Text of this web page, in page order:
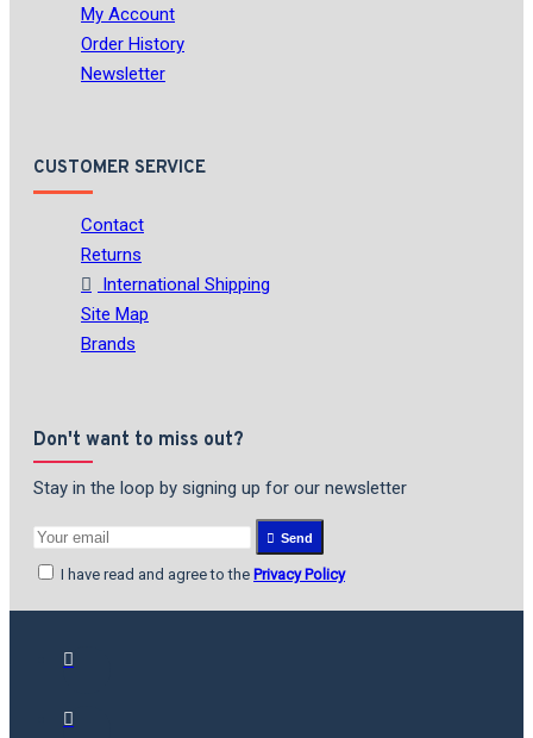
My Account
Order History
Newsletter
CUSTOMER SERVICE
Contact
Returns
International Shipping
Site Map
Brands
Don't want to miss out?
Stay in the loop by signing up for our newsletter
Send
I have read and agree to the Privacy Policy